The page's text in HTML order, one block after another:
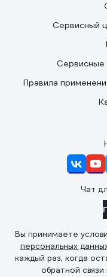
Сервисный
Сервисные
Правила
Чат
Вы принимаете
персональных
каждый раз, когда
обратной